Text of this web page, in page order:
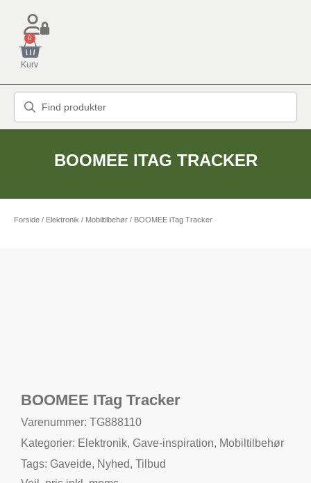
0
Kurv
BOOMEE ITAG TRACKER
Forside / Elektronik / Mobiltilbehør / BOOMEE iTag Tracker
BOOMEE ITag Tracker
Varenummer: TG888110
Kategorier: Elektronik, Gave-inspiration, Mobiltilbehør
Tags: Gaveide, Nyhed, Tilbud